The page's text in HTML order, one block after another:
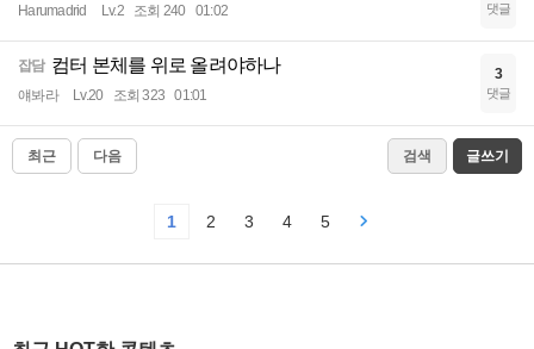
Harumadrid Lv.2 조회 240 01:02 댓글
잡담 컴터 본체를 위로 올려야하나
얘봐라 Lv.20 조회 323 01:01
3
댓글
최근 다음 검색 글쓰기
1 2 3 4 5